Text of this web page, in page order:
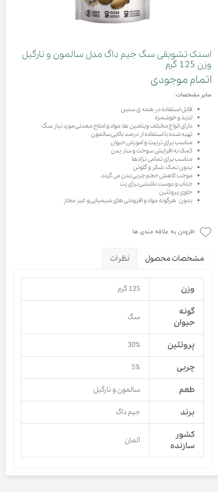
اسنک تشویقی سگ جیم داگ مدل سالمون و نارگیل
وزن 125 گرم
اتمام موجودی
سایر مشخصات:
قابل استفاده در همه ی سنین
لذیذ و خوشمزه
دارای انواع مختلف ویتامین ها، مواد و املاح معدنی مورد نیاز سگ
تهیه شده با استفاده از درصد بالایی سالمون
مناسب برای تربیت و آموزش حیوان
کمک به افزایش سوخت و ساز بدن
مناسب برای تمامی نژادها
بدون نمک، شکر و گلوتن
موجب کاهش حجم چربی بدن می گردد.
جذاب و دوست داشتنی برای پت
حاوی پروتئین
بدون هرگونه مواد و افزودنی های شیمیایی و غیر مجاز
افزودن به علاقه مندی ها
مشخصات محصول نظرات
وزن 125 گرم
گونه
حیوان
سگ
پروتئین 30%
چربی 5%
طعم سالمون و نارگیل
برند جیم داگ
کشور
سازنده
آلمان